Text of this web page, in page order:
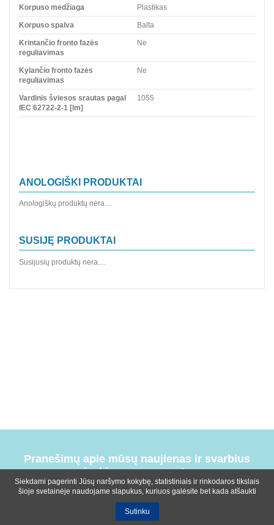
Korpuso medžiaga Plastikas
Korpuso spalva Balta
Krintančio fronto fazės
reguliavimas
Ne
Kylančio fronto fazės
reguliavimas
Ne
Vardinis šviesos srautas pagal
IEC 62722-2-1 [lm]
1055
ANOLOGIŠKI PRODUKTAI
Anologiškų produktų nėra....
SUSIJĘ PRODUKTAI
Susijusių produktų nėra....
Pranešimų apie mūsų naujienas ir svarbius
įvykius prenumerata
Siekdami pagerinti Jūsų naršymo kokybę, statistiniais ir rinkodaros tikslais
šioje svetainėje naudojame slapukus, kuriuos galėsite bet kada atšaukti
Sutinku